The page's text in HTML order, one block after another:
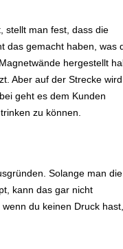
stellt man fest, dass die
das gemacht haben, was
hergestellt
Aber auf der Strecke wird
geht es dem Kunden
zu können.
Solange man die
kann das gar nicht
du keinen Druck hast,